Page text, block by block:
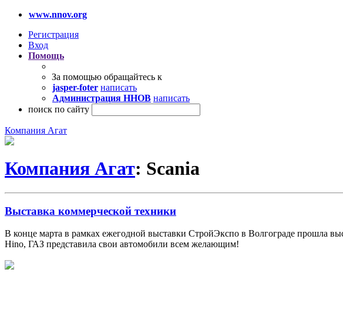
www.nnov.org
Регистрация
Вход
Помощь
За помощью обращайтесь к
jasper-foter написать
Администрация ННОВ написать
поиск по сайту
Компания Агат
Компания Агат: Scania
Выставка коммерческой техники
В конце марта в рамках ежегодной выставки СтройЭкспо в Волгограде прошла
Hino, ГАЗ представила свои автомобили всем желающим!